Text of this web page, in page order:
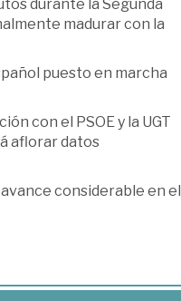
durante la Segunda
madurar con la
puesto en marcha
con el PSOE y la UGT
aflorar datos
considerable en el